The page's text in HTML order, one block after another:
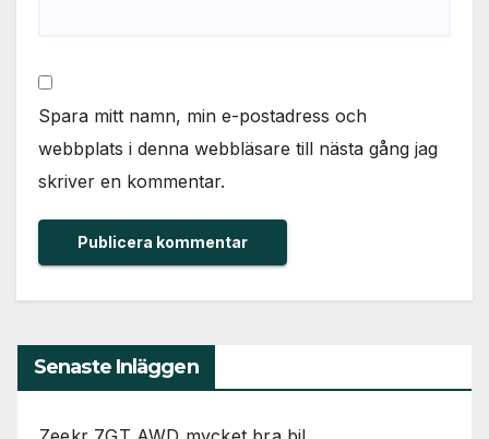
Spara mitt namn, min e-postadress och
webbplats i denna webbläsare till nästa gång jag
skriver en kommentar.
Senaste Inläggen